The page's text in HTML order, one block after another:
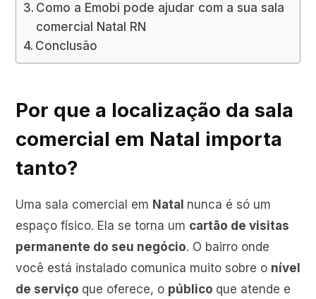
Como a Emobi pode ajudar com a sua sala
comercial Natal RN
Conclusão
Por que a localização da sala
comercial em Natal importa
tanto?
Uma sala comercial em Natal nunca é só um
espaço físico. Ela se torna um cartão de visitas
permanente do seu negócio. O bairro onde
você está instalado comunica muito sobre o nível
de serviço que oferece, o público que atende e